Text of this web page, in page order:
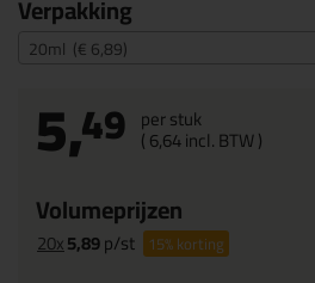
Verpakking
20ml (€ 6,89)
5,49 per stuk
(6,64incl. BTW )
Volumeprijzen
20x5,89p/st 15%korting